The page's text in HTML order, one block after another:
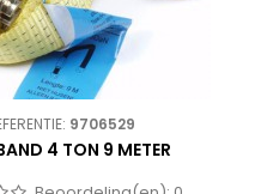
9706529
4 TON 9 METER